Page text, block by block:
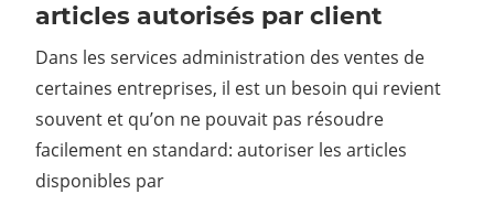
articles autorisés par client
Dans les services administration des ventes de
certaines entreprises, il est un besoin qui revient
souvent et qu’on ne pouvait pas résoudre
facilement en standard: autoriser les articles
disponibles par